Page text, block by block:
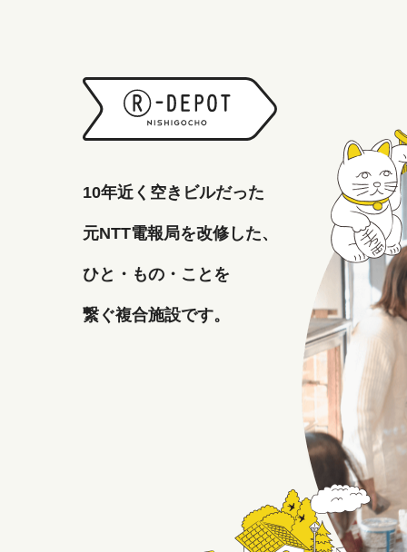
10年近く空きビルだった
元NTT電報局を改修した、
ひと・もの・ことを
繋ぐ複合施設です。